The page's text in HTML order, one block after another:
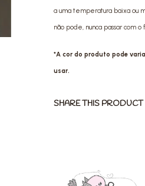
a uma temperatura baixa ou
não pode, nunca passar com
*A cor do produto pode
usar.
SHARE THIS PRODUCT